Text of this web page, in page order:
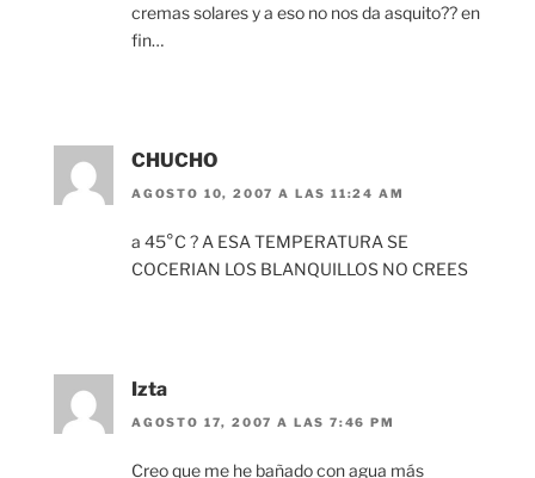
cremas solares y a eso no nos da asquito?? en
fin…
CHUCHO
AGOSTO 10, 2007 A LAS 11:24 AM
a 45°C ? A ESA TEMPERATURA SE
COCERIAN LOS BLANQUILLOS NO CREES
Izta
AGOSTO 17, 2007 A LAS 7:46 PM
Creo que me he bañado con agua más